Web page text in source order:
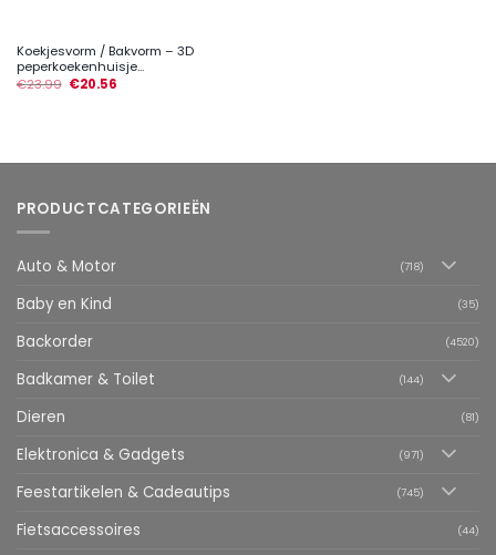
Koekjesvorm / Bakvorm – 3D
peperkoekenhuisje...
€23.99 €20.56
PRODUCTCATEGORIEËN
Auto & Motor (718)
Baby en Kind (35)
Backorder (4520)
Badkamer & Toilet (144)
Dieren (81)
Elektronica & Gadgets (971)
Feestartikelen & Cadeautips (745)
Fietsaccessoires (44)